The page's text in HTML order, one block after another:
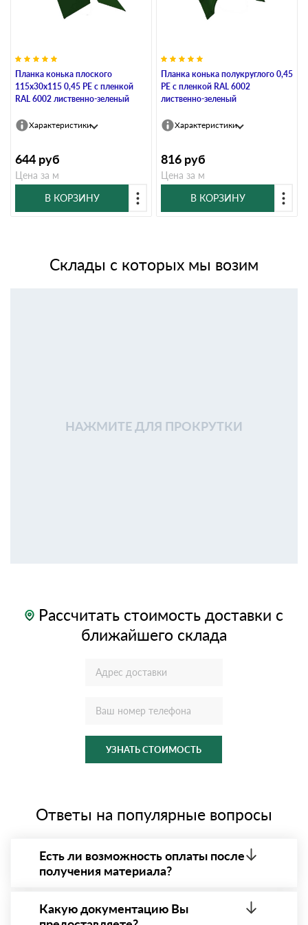
Планка конька плоского
115х30х115 0,45 PE с пленкой
RAL 6002 лиственно-зеленый
Характеристики
644 руб
Цена за м
В КОРЗИНУ
Планка конька полукруглого 0,45
PE с пленкой RAL 6002
лиственно-зеленый
Характеристики
816 руб
Цена за м
В КОРЗИНУ
Склады с которых мы возим
НАЖМИТЕ ДЛЯ ПРОКРУТКИ
Рассчитать стоимость доставки с
ближайшего склада
УЗНАТЬ СТОИМОСТЬ
Ответы на популярные вопросы
Есть ли возможность оплаты после
получения материала?
- оплата по факту получения товара. При этом,
если доставленный товар был ненадлежащего
Какую документацию Вы